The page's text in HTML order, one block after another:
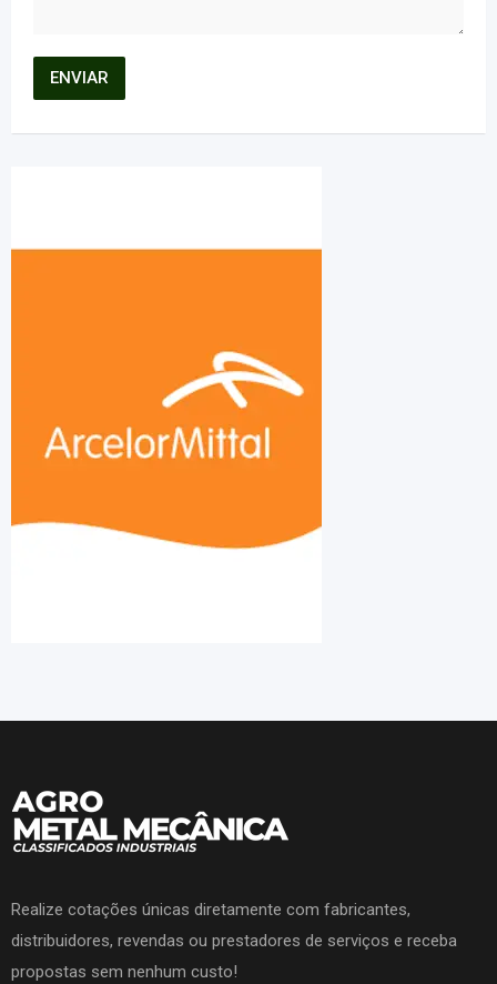
Realize cotações únicas diretamente com fabricantes,
distribuidores, revendas ou prestadores de serviços e receba
propostas sem nenhum custo!